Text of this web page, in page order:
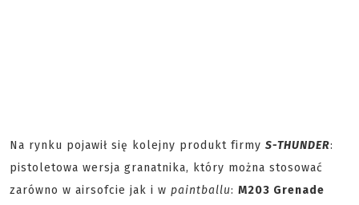
Na rynku pojawił się kolejny produkt firmy S-THUNDER:
pistoletowa wersja granatnika, który można stosować
zarówno w airsofcie jak i w paintballu: M203 Grenade